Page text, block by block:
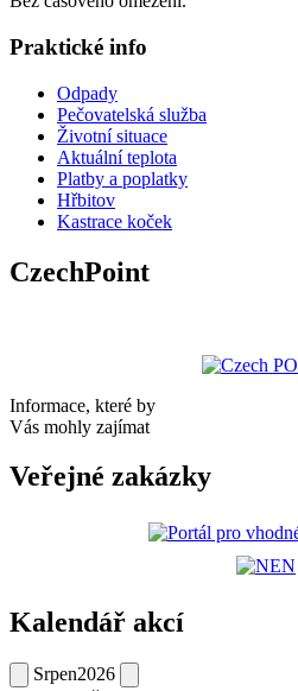
Praktické info
Odpady
Pečovatelská služba
Životní situace
Aktuální teplota
Platby a poplatky
Hřbitov
Kastrace koček
CzechPoint
Informace, které by
Vás mohly zajímat
Veřejné zakázky
Kalendář akcí
Srpen2026